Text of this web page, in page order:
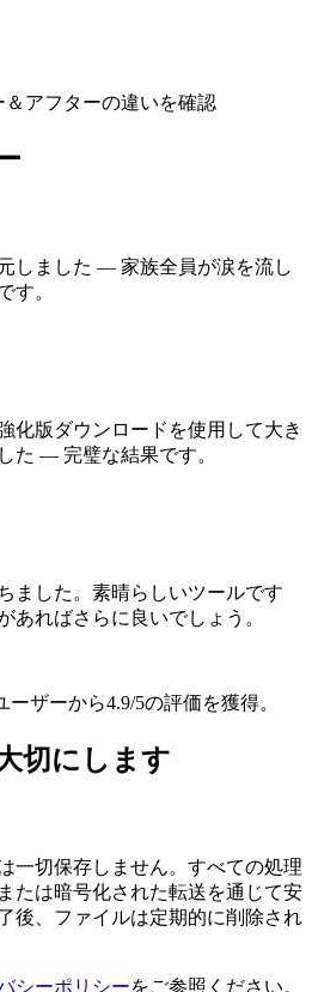
アフターの違いを確認
しました — 家族全員が涙を流し
す。
化版ダウンロードを使用して大き
た — 完璧な結果です。
ました。素晴らしいツールです
あればさらに良いでしょう。
ザーから4.9/5の評価を獲得。
切にします
一切保存しません。すべての処理
たは暗号化された転送を通じて安
後、ファイルは定期的に削除され
シーポリシーをご参照ください。